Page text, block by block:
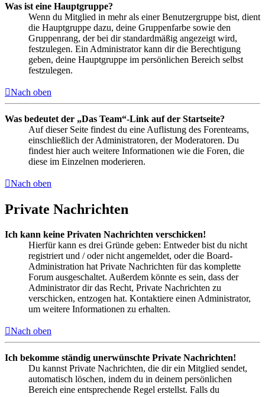
Was ist eine Hauptgruppe?
Wenn du Mitglied in mehr als einer Benutzergruppe bist, dient
die Hauptgruppe dazu, deine Gruppenfarbe sowie den
Gruppenrang, der bei dir standardmäßig angezeigt wird,
festzulegen. Ein Administrator kann dir die Berechtigung
geben, deine Hauptgruppe im persönlichen Bereich selbst
festzulegen.
Nach oben
Was bedeutet der „Das Team“-Link auf der Startseite?
Auf dieser Seite findest du eine Auflistung des Forenteams,
einschließlich der Administratoren, der Moderatoren. Du
findest hier auch weitere Informationen wie die Foren, die
diese im Einzelnen moderieren.
Nach oben
Private Nachrichten
Ich kann keine Privaten Nachrichten verschicken!
Hierfür kann es drei Gründe geben: Entweder bist du nicht
registriert und / oder nicht angemeldet, oder die Board-
Administration hat Private Nachrichten für das komplette
Forum ausgeschaltet. Außerdem könnte es sein, dass der
Administrator dir das Recht, Private Nachrichten zu
verschicken, entzogen hat. Kontaktiere einen Administrator,
um weitere Informationen zu erhalten.
Nach oben
Ich bekomme ständig unerwünschte Private Nachrichten!
Du kannst Private Nachrichten, die dir ein Mitglied sendet,
automatisch löschen, indem du in deinem persönlichen
Bereich eine entsprechende Regel erstellst. Falls du